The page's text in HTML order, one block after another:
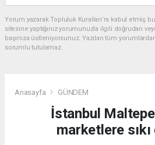
Yorum yazarak Topluluk Kuralları’nı kabul etmiş
sitesine yaptığınız yorumunuzla ilgili doğrudan
başınıza üstleniyorsunuz. Yazılan tüm
sorumlu tutulamaz.
Anasayfa GÜNDEM
İstanbul
marketlere